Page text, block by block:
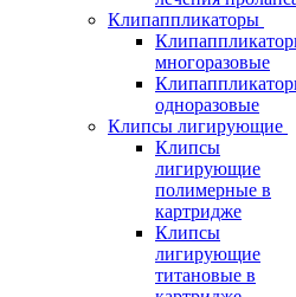
Клипаппликаторы
многоразовые
одноразовые
Клипсы лигирующие
Клипсы
лигирующие
полимерные в
картридже
Клипсы
лигирующие
титановые в